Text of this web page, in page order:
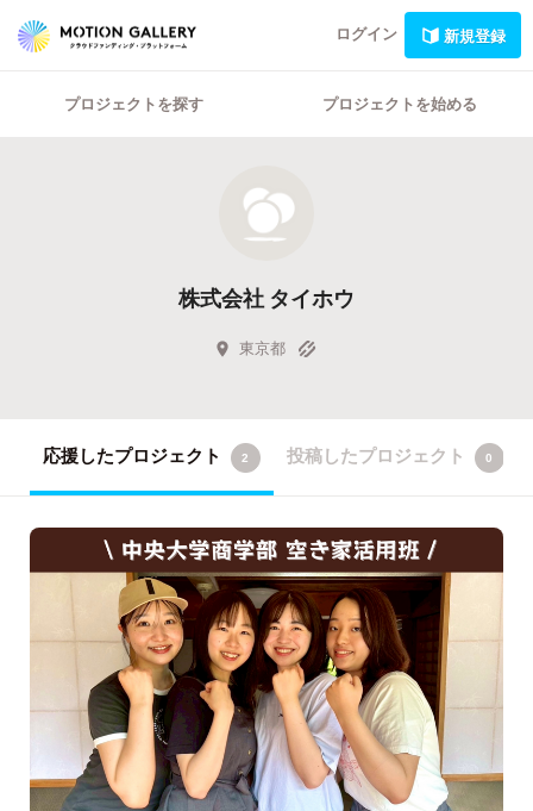
ログイン 新規登録
プロジェクトを探す プロジェクトを始める
株式会社 タイホウ
東京都
応援したプロジェクト 2 投稿したプロジェクト 0